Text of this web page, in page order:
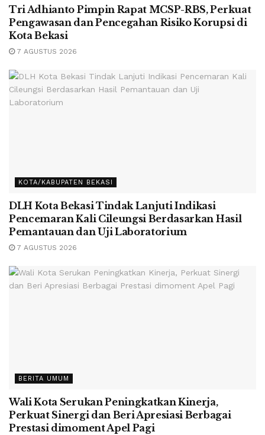
Tri Adhianto Pimpin Rapat MCSP-RBS, Perkuat
Pengawasan dan Pencegahan Risiko Korupsi di
Kota Bekasi
7 AGUSTUS 2026
KOTA/KABUPATEN BEKASI
DLH Kota Bekasi Tindak Lanjuti Indikasi
Pencemaran Kali Cileungsi Berdasarkan Hasil
Pemantauan dan Uji Laboratorium
7 AGUSTUS 2026
BERITA UMUM
Wali Kota Serukan Peningkatkan Kinerja,
Perkuat Sinergi dan Beri Apresiasi Berbagai
Prestasi dimoment Apel Pagi